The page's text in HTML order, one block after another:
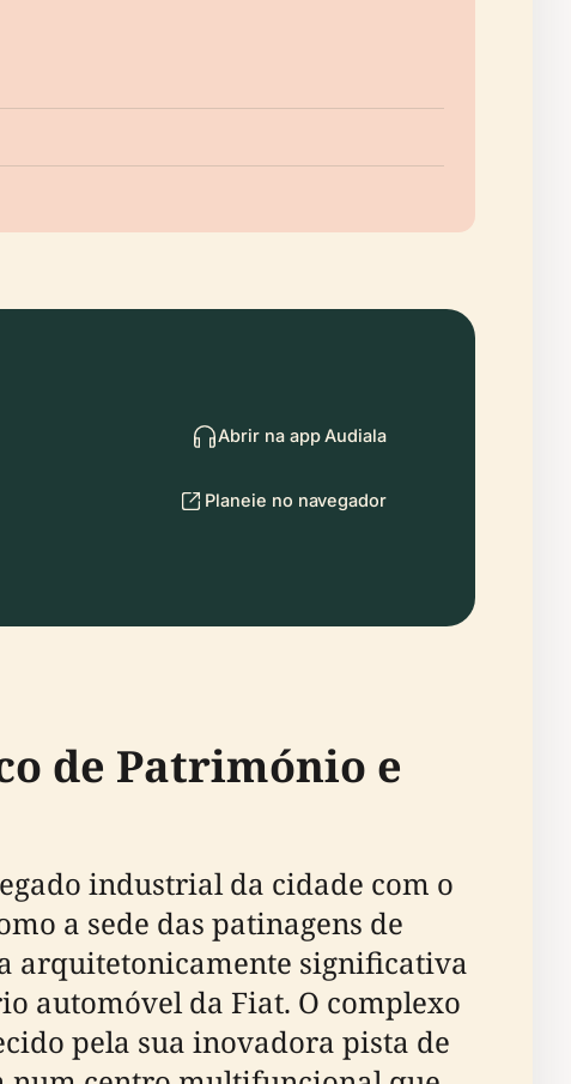
Abrir na app Audiala
Planeie no navegador
de Património e
industrial da cidade com o
a sede das patinagens de
arquitetonicamente significativa
automóvel da Fiat. O complexo
pela sua inovadora pista de